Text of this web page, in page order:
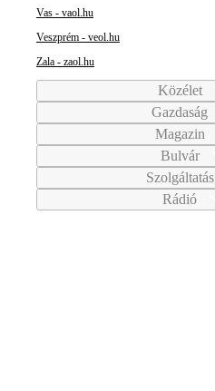
Vas - vaol.hu
Veszprém - veol.hu
Zala - zaol.hu
Közélet
Gazdaság
Magazin
Bulvár
Szolgáltatás
Rádió